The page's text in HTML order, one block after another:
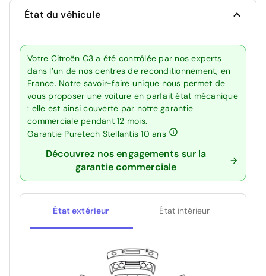
État du véhicule
Votre Citroën C3 a été contrôlée par nos experts
dans l’un de nos centres de reconditionnement, en
France. Notre savoir-faire unique nous permet de
vous proposer une voiture en parfait état mécanique
: elle est ainsi couverte par notre garantie
commerciale pendant 12 mois.
Garantie Puretech Stellantis 10 ans
Découvrez nos engagements sur la
garantie commerciale
État extérieur État intérieur